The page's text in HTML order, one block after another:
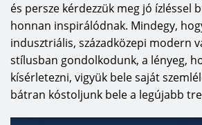
és persze kérdezzük meg jó ízléssel
honnan inspirálódnak. Mindegy,
indusztriális, századközepi modern
stílusban gondolkodunk, a lényeg,
kísérletezni, vigyük bele saját
bátran kóstoljunk bele a legújabb